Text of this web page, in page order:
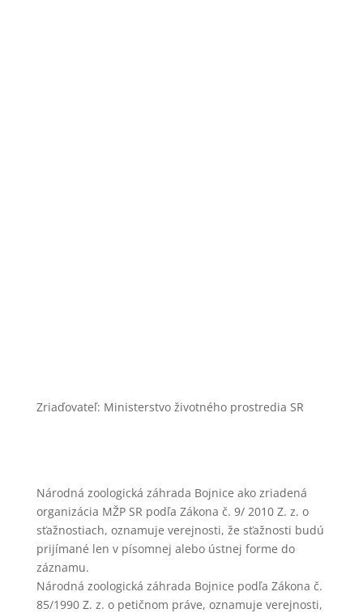
Zriaďovateľ: Ministerstvo životného prostredia SR
Národná zoologická záhrada Bojnice ako zriadená
organizácia MŽP SR podľa Zákona č. 9/ 2010 Z. z. o
sťažnostiach, oznamuje verejnosti, že sťažnosti budú
prijímané len v písomnej alebo ústnej forme do
záznamu.
Národná zoologická záhrada Bojnice podľa Zákona č.
85/1990 Z. z. o petičnom práve, oznamuje verejnosti,